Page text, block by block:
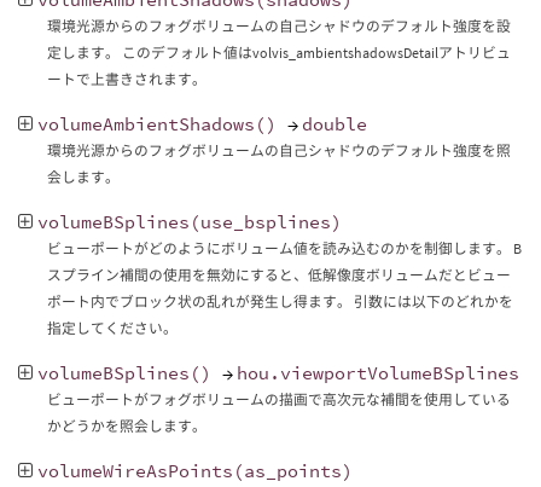
環境光源からのフォグボリュームの自己シャドウのデフォルト強度を設
定します。 このデフォルト値はvolvis_ambientshadowsDetailアトリビュ
ートで上書きされます。
volumeAmbientShadows () → double
環境光源からのフォグボリュームの自己シャドウのデフォルト強度を照
会します。
volumeBSplines (use_bsplines)
ビューポートがどのようにボリューム値を読み込むのかを制御します。 B
スプライン補間の使用を無効にすると、低解像度ボリュームだとビュー
ポート内でブロック状の乱れが発生し得ます。 引数には以下のどれかを
指定してください。
volumeBSplines () → hou . viewportVolumeBSplines
ビューポートがフォグボリュームの描画で高次元な補間を使用している
かどうかを照会します。
volumeWireAsPoints (as_points)